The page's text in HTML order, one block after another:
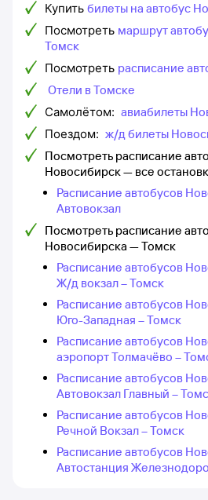
Купить билеты на автобус
Посмотреть маршрут
Томск
Посмотреть расписание
Отели в Томске
Самолётом: авиабилеты
Поездом: ж/д билеты
Посмотреть расписание
Новосибирск — все
Расписание автобусов
Автовокзал
Посмотреть расписание
Новосибирска — Томск
Расписание автобусов
Ж/д вокзал – Томск
Расписание автобусов
Юго-Западная – Томск
Расписание автобусов
аэропорт Толмачёво –
Расписание автобусов
Автовокзал Главный –
Расписание автобусов
Речной Вокзал – Томск
Расписание автобусов
Автостанция